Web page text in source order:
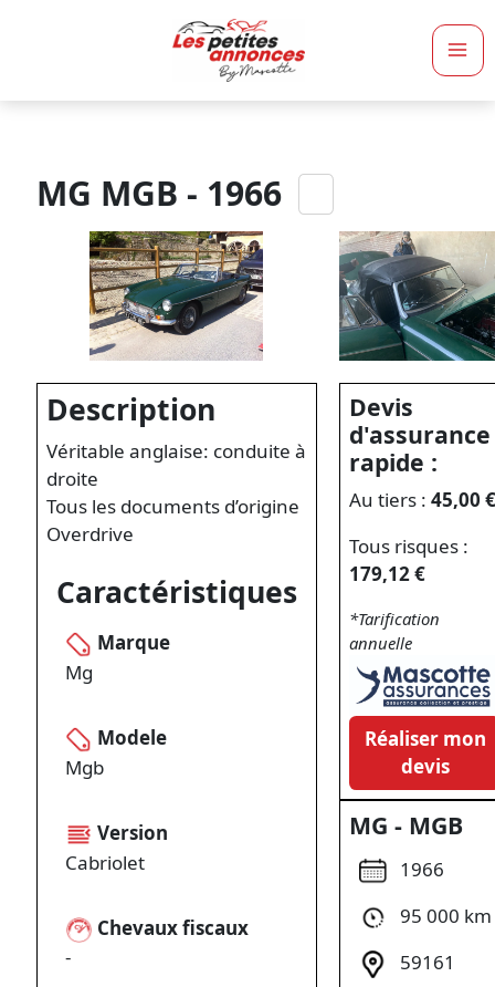
MG MGB - 1966
Description
Véritable anglaise: conduite à
droite
Tous les documents d’origine
Overdrive
Caractéristiques
Marque
Mg
Modele
Mgb
Version
Cabriolet
Chevaux fiscaux
-
Devis
d'assurance
rapide :
Au tiers :45,00
Tous risques :
179,12 €
*Tarification
annuelle
Réaliser mon
devis
MG - MGB
1966
95 000 km
59161